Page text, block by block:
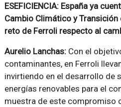
ESEFICIENCIA: España ya
Cambio Climático y Transición
reto de Ferroli respecto al
Aurelio Lanchas:Con el
contaminantes, en Ferroli
invirtiendo en el desarrollo de
energías renovables para el
muestra de este compromiso